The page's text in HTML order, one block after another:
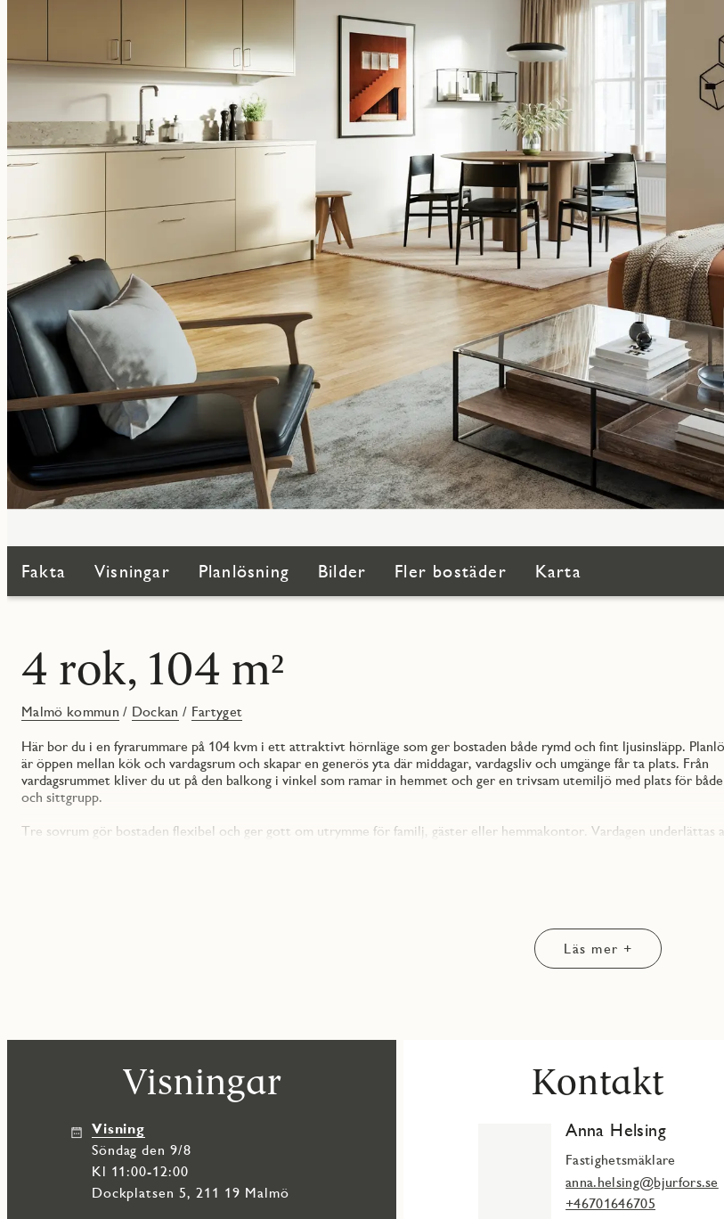
Fakta Visningar Planlösning Bilder Fler bostäder Karta
4 rok, 104 m²
Malmö kommun / Dockan / Fartyget
Här bor du i en fyrarummare på 104 kvm i ett attraktivt hörnläge som ger bostaden både rymd och fint ljusinsläpp.
är öppen mellan kök och vardagsrum och skapar en generös yta där middagar, vardagsliv och umgänge får ta plats. Från
vardagsrummet kliver du ut på den balkong i vinkel som ramar in hemmet och ger en trivsam utemiljö med plats för
och sittgrupp.
Tre sovrum gör bostaden flexibel och ger gott om utrymme för familj, gäster eller hemmakontor. Vardagen underlättas
Dockan är en levande stadsdel som erbjuder en unik kombination av kajliv och citypuls. Här finns restauranger, service
Läs mer +
Visningar
Visning
söndag den 9/8
Kl 11:00-12:00
Dockplatsen 5, 211 19 Malmö
Kontakt
Anna Helsing
Fastighetsmäklare
anna.helsing@bjurfors.se
+46701646705